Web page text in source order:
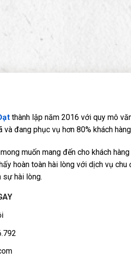
thành lập năm 2016 với quy mô
và đang phục vụ hơn 80% khách
muốn mang đến cho khách
hoàn toàn hài lòng với dịch vụ
sự hài lòng.